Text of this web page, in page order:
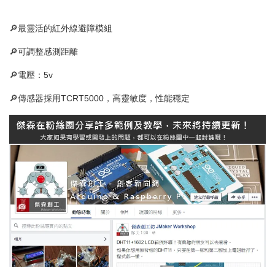
🔎最靈活的紅外線避障模組
🔎可調整感測距離
🔎電壓：5v
🔎傳感器採用TCRT5000，高靈敏度，性能穩定